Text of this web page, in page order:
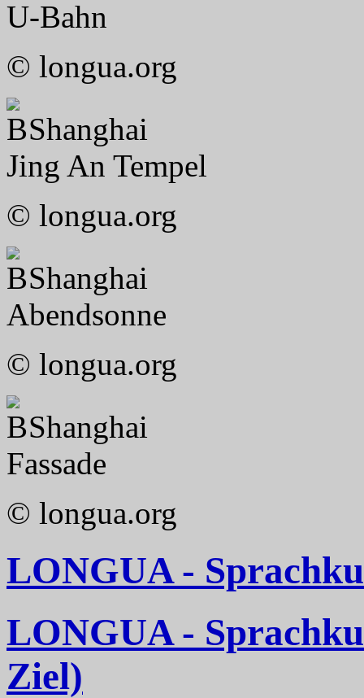
U-Bahn
© longua.org
Shanghai
Jing An Tempel
© longua.org
Shanghai
Abendsonne
© longua.org
Shanghai
Fassade
© longua.org
LONGUA -
LONGUA -
Ziel)